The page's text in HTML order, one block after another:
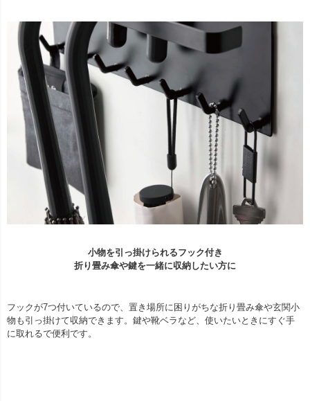
小物を引っ掛けられるフック付き
折り畳み傘や鍵を一緒に収納したい方に
フックが7つ付いているので、置き場所に困りがちな折り畳み傘や玄関小
物も引っ掛けて収納できます。鍵や靴ベラなど、使いたいときにすぐ手
に取れるで便利です。